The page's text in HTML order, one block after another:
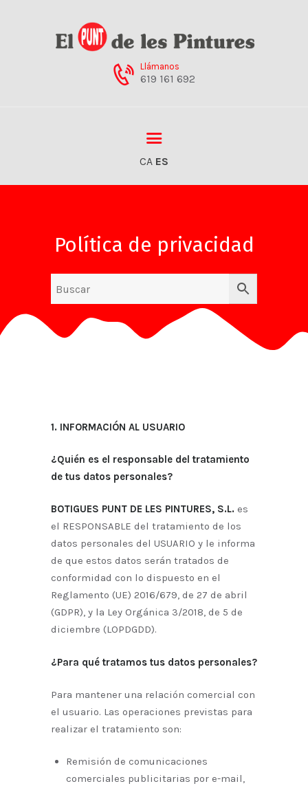
Llámanos
619 161 692
CA ES
Política de privacidad
NOVEDADES
1. INFORMACIÓN AL USUARIO
¿Quién es el responsable del tratamiento
de tus datos personales?
BOTIGUES PUNT DE LES PINTURES, S.L. es
el RESPONSABLE del tratamiento de los
datos personales del USUARIO y le informa
de que estos datos serán tratados de
conformidad con lo dispuesto en el
Reglamento (UE) 2016/679, de 27 de abril
(GDPR), y la Ley Orgánica 3/2018, de 5 de
diciembre (LOPDGDD).
¿Para qué tratamos tus datos personales?
Para mantener una relación comercial con
el usuario. Las operaciones previstas para
realizar el tratamiento son:
Remisión de comunicaciones
comerciales publicitarias por e-mail,